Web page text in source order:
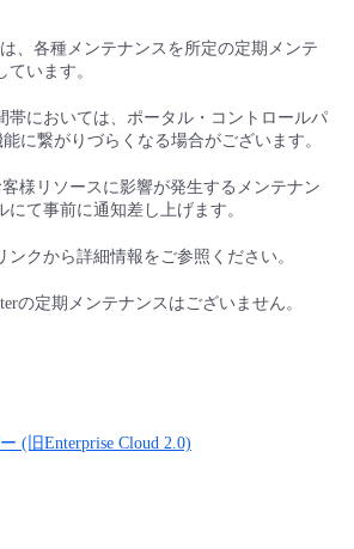
ューを見る
イド
法
管理
利用
クチャー
情報
ンス
向けプログラム
は、各種メンテナンスを所定の定期メンテ
います。
帯においては、ポータル・コントロールパ
に繋がりづらくなる場合がございます。
様リソースに影響が発生するメンテナン
にて事前に通知差し上げます。
クから詳細情報をご参照ください。
の定期メンテナンスはございません。
(旧Enterprise Cloud 2.0)